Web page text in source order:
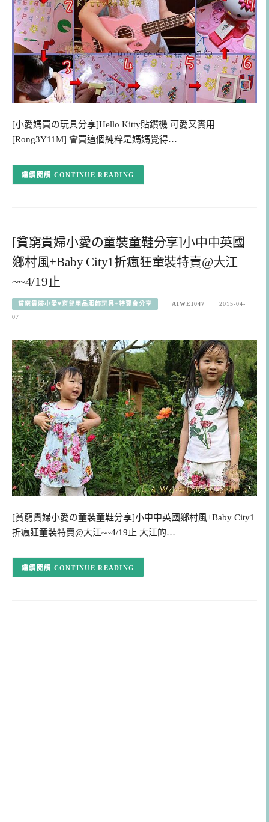
[小愛媽買の玩具分享]Hello Kitty貼鑽機 可愛又實用
[Rong3Y11M] 會買這個純粹是媽媽覺得…
CONTINUE READING
[貧窮貴婦小愛の童裝童鞋分享]小中中英國
鄉村風+Baby City1折瘋狂童裝特賣@大江
~~4/19止
貧窮貴婦小愛♥育兒用品服飾玩具+特賣會分享 AIWEI047
2015-04-
07
[貧窮貴婦小愛の童裝童鞋分享]小中中英國鄉村風+Baby City1
折瘋狂童裝特賣@大江~~4/19止 大江的…
CONTINUE READING